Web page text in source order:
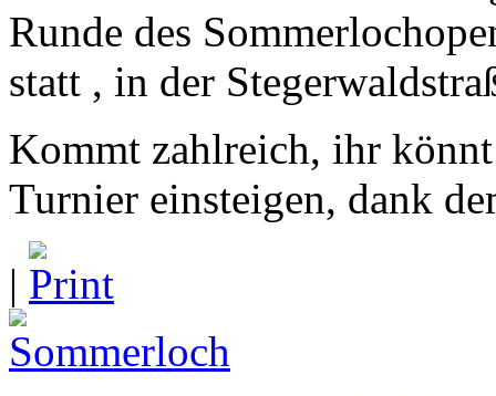
Runde des
statt , in der
Kommt zahlreich, ihr
Turnier einsteigen, dank
|